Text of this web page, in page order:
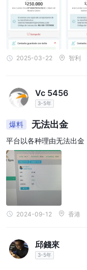
2025-03-22 智利
Vc 5456
3-5年
爆料 无法出金
平台以各种理由无法出金
2024-09-12 香港
邱錢來
3-5年